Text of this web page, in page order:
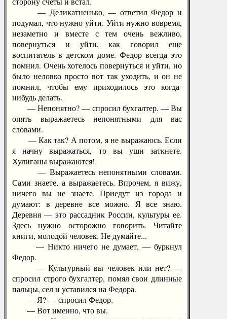
— Деликатненько, — ответил Федор и
подумал, что нужно уйти. Уйти нужно вовремя,
незаметно и вместе с тем очень вежливо,
повернуться и уйти, как говорил еще
воспитатель в детском доме. Федор всегда это
помнил. Очень хотелось повернуться и уйти, но
было неловко просто вот так уходить, и он не
помнил, чтобы ему приходилось это когда-
нибудь делать.
— Непонятно? — спросил бухгалтер. — Вы
опять выражаетесь непонятными для вас
словами.
— Как так? А потом, я не выражаюсь. Если
я начну выражаться, то вы уши заткнете.
Хулиганы выражаются!
— Выражаетесь непонятными словами.
Сами знаете, а выражаетесь. Впрочем, я вижу,
ничего вы не знаете. Приедут из города и
думают: в деревне все можно. Я все знаю.
Деревня — это рассадник России, культуры ее.
Здесь нужно осторожно говорить. Читайте
книги, молодой человек. Не думайте...
— Никто ничего не думает, — буркнул
Федор.
— Культурный вы человек или нет? —
спросил строго бухгалтер, помял свои длинные
пальцы, сел и уставился на Федора.
— Я? — спросил Федор.
— Вот именно, что вы.